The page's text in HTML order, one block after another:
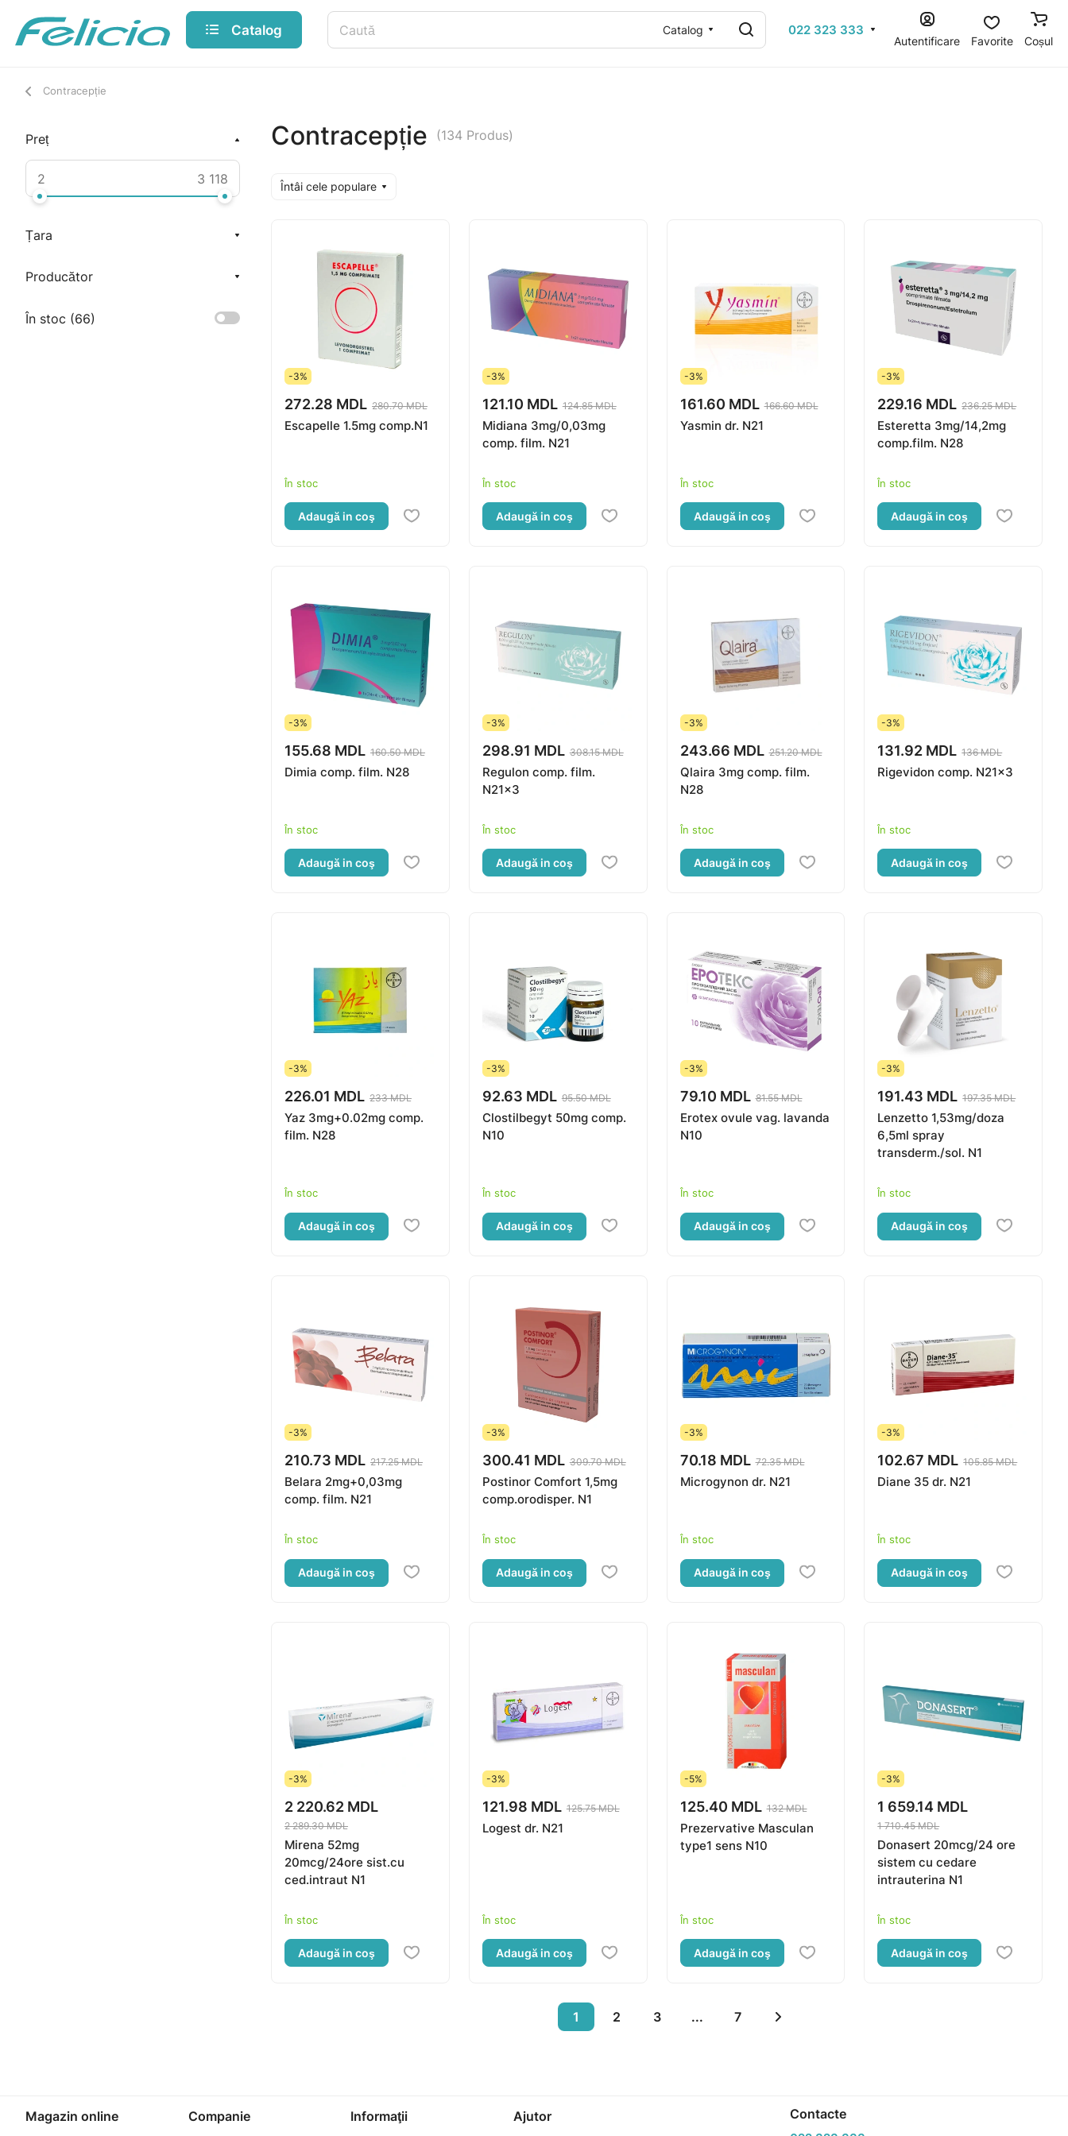
Catalog Catalog 022 323 333
Autentificare Favorite Coșul
Contracepție
Preț
Țara
Producător
În stoc (66)
Contracepție (134 Produs)
Întâi cele populare
-3%
272.28 MDL 280.70 MDL
Escapelle 1.5mg comp.N1
În stoc
Adaugă in coş
-3%
121.10 MDL 124.85 MDL
Midiana 3mg/0,03mg
comp. film. N21
În stoc
Adaugă in coş
-3%
161.60 MDL 166.60 MDL
Yasmin dr. N21
În stoc
Adaugă in coş
-3%
229.16 MDL 236.25 MDL
Esteretta 3mg/14,2mg
comp.film. N28
În stoc
Adaugă in coş
-3%
155.68 MDL 160.50 MDL
Dimia comp. film. N28
În stoc
Adaugă in coş
-3%
298.91 MDL 308.15 MDL
Regulon comp. film.
N21x3
În stoc
Adaugă in coş
-3%
243.66 MDL 251.20 MDL
Qlaira 3mg comp. film.
N28
În stoc
Adaugă in coş
-3%
131.92 MDL 136 MDL
Rigevidon comp. N21x3
În stoc
Adaugă in coş
-3%
226.01 MDL 233 MDL
Yaz 3mg+0.02mg comp.
film. N28
În stoc
Adaugă in coş
-3%
92.63 MDL 95.50 MDL
Clostilbegyt 50mg comp.
N10
În stoc
Adaugă in coş
-3%
79.10 MDL 81.55 MDL
Erotex ovule vag. lavanda
N10
În stoc
Adaugă in coş
-3%
191.43 MDL 197.35 MDL
Lenzetto 1,53mg/doza
6,5ml spray
transderm./sol. N1
În stoc
Adaugă in coş
-3%
210.73 MDL 217.25 MDL
Belara 2mg+0,03mg
comp. film. N21
În stoc
Adaugă in coş
-3%
300.41 MDL 309.70 MDL
Postinor Comfort 1,5mg
comp.orodisper. N1
În stoc
Adaugă in coş
-3%
70.18 MDL 72.35 MDL
Microgynon dr. N21
În stoc
Adaugă in coş
-3%
102.67 MDL 105.85 MDL
Diane 35 dr. N21
În stoc
Adaugă in coş
-3%
2 220.62 MDL
2 289.30 MDL
Mirena 52mg
20mcg/24ore sist.cu
ced.intraut N1
În stoc
Adaugă in coş
-3%
121.98 MDL 125.75 MDL
Logest dr. N21
În stoc
Adaugă in coş
-5%
125.40 MDL 132 MDL
Prezervative Masculan
type1 sens N10
În stoc
Adaugă in coş
-3%
1 659.14 MDL
1 710.45 MDL
Donasert 20mcg/24 ore
sistem cu cedare
intrauterina N1
În stoc
Adaugă in coş
1 2 3 ... 7
Magazin online Companie Informaţii Ajutor Contacte